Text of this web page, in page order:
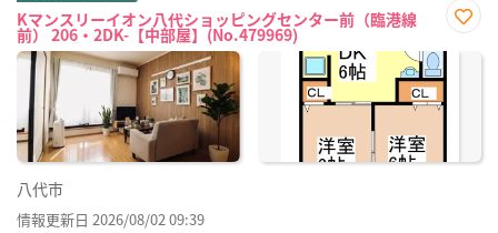
Kマンスリーイオン八代ショッピングセンター前（臨港線
前） 206・2DK-【中部屋】(No.479969)
に入
八代市
情報更新日 2026/08/02 09:39